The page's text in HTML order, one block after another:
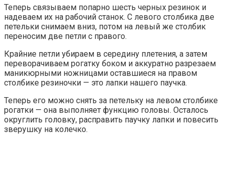
Теперь связываем попарно шесть черных резинок и
надеваем их на рабочий станок. С левого столбика две
петельки снимаем вниз, потом на левый же столбик
переносим две петли с правого.
Крайние петли убираем в середину плетения, а затем
переворачиваем рогатку боком и аккуратно разрезаем
маникюрными ножницами оставшиеся на правом
столбике резиночки — это лапки нашего паучка.
Теперь его можно снять за петельку на левом столбике
рогатки — она выполняет функцию головы. Осталось
округлить головку, расправить паучку лапки и повесить
зверушку на колечко.